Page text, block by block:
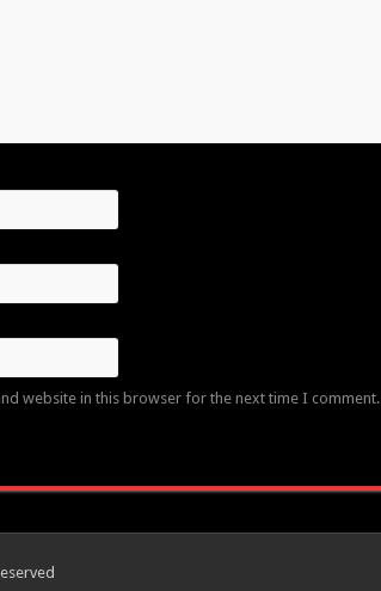
website in this browser for the next time I comment.